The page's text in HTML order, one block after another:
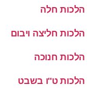
הלכות חלה
הלכות חליצה ויבום
הלכות חנוכה
הלכות ט''ו בשבט